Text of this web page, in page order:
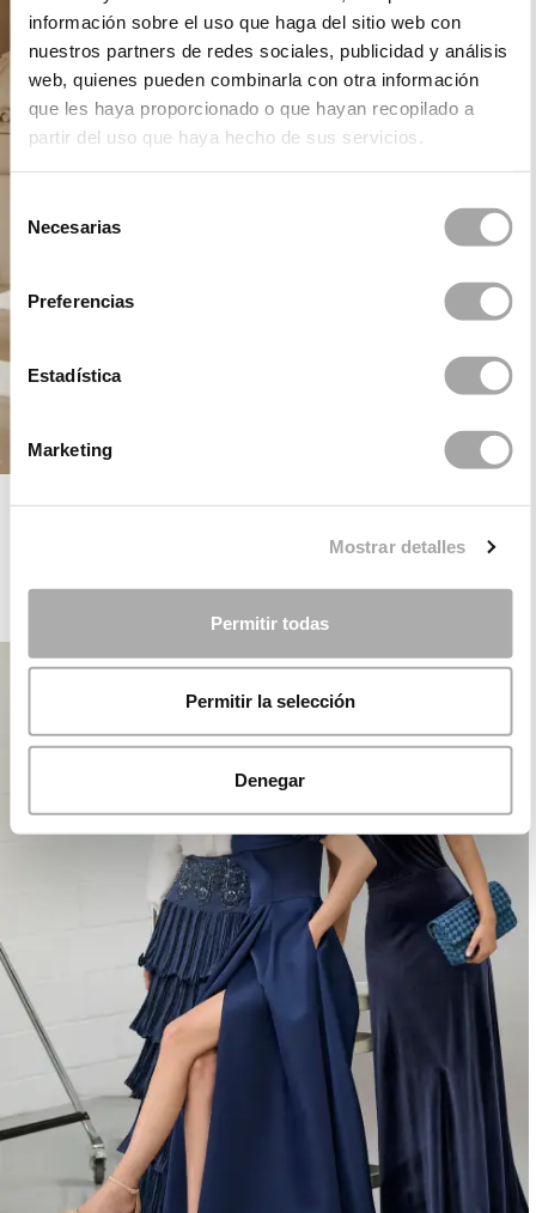
información sobre el uso que haga del sitio web con
nuestros partners de redes sociales, publicidad y análisis
web, quienes pueden combinarla con otra información
que les haya proporcionado o que hayan recopilado a
partir del uso que haya hecho de sus servicios.
Necesarias
Preferencias
Estadística
Marketing
Mostrar detalles
Permitir todas
Permitir la selección
Denegar